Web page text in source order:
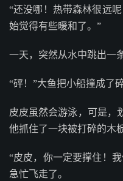
“还没哪！热带森林很远
始觉得有些暖和了。”
一天，突然从水中跳出一
“砰！”大鱼把小船撞成了
皮皮虽然会游泳，可是，
他抓住了一块被打碎的木板
“皮皮，你一定要撑住！
急忙飞走了。